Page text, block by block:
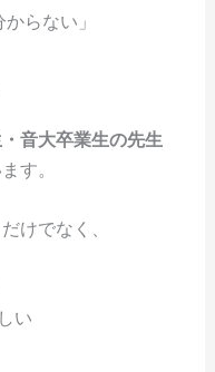
らない」
音大卒業生の先生
す。
だけでなく、
い